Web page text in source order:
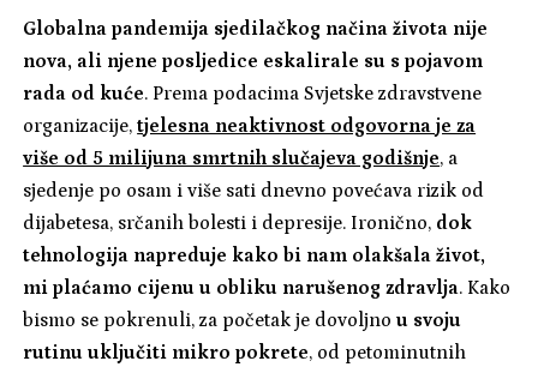
Globalna pandemija sjedilačkog načina života nije
nova, ali njene posljedice eskalirale su s pojavom
rada od kuće. Prema podacima Svjetske zdravstvene
organizacije,tjelesna neaktivnost odgovorna je za
više od 5 milijuna smrtnih slučajeva godišnje, a
sjedenje po osam i više sati dnevno povećava rizik od
dijabetesa, srčanih bolesti i depresije. Ironično, dok
tehnologija napreduje kako bi nam olakšala život,
mi plaćamo cijenu u obliku narušenog zdravlja. Kako
bismo se pokrenuli, za početak je dovoljnou svoju
rutinu uključiti mikro pokrete, od petominutnih